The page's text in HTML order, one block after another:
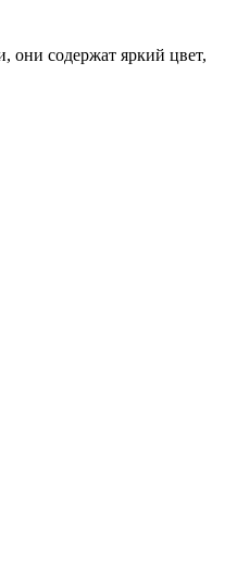
они содержат яркий цвет,